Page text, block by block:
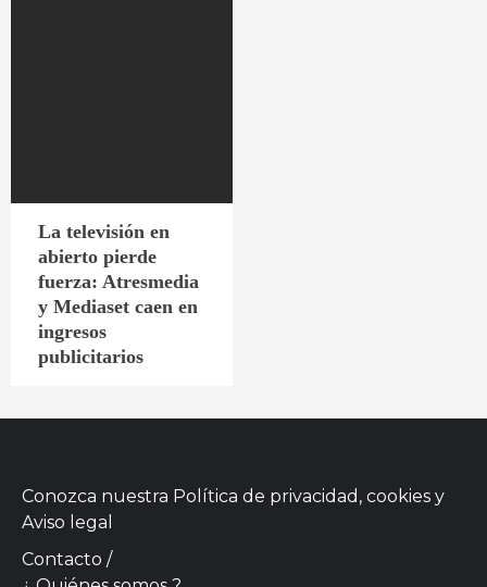
La televisión en
abierto pierde
fuerza: Atresmedia
y Mediaset caen en
ingresos
publicitarios
Conozca nuestra Política de privacidad, cookies y
Aviso legal
Contacto /